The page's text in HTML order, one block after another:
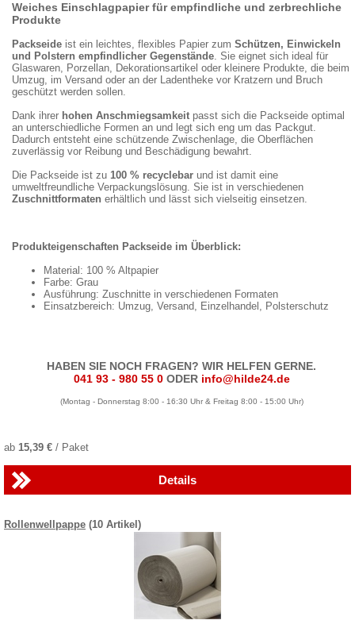
Weiches Einschlagpapier für empfindliche und zerbrechliche
Produkte
Packseide ist ein leichtes, flexibles Papier zum Schützen, Einwickeln
und Polstern empfindlicher Gegenstände. Sie eignet sich ideal für
Glaswaren, Porzellan, Dekorationsartikel oder kleinere Produkte, die beim
Umzug, im Versand oder an der Ladentheke vor Kratzern und Bruch
geschützt werden sollen.
Dank ihrer hohen Anschmiegsamkeit passt sich die Packseide optimal
an unterschiedliche Formen an und legt sich eng um das Packgut.
Dadurch entsteht eine schützende Zwischenlage, die Oberflächen
zuverlässig vor Reibung und Beschädigung bewahrt.
Die Packseide ist zu 100 % recyclebar und ist damit eine
umweltfreundliche Verpackungslösung. Sie ist in verschiedenen
Zuschnittformaten erhältlich und lässt sich vielseitig einsetzen.
Produkteigenschaften Packseide im Überblick:
Material: 100 % Altpapier
Farbe: Grau
Ausführung: Zuschnitte in verschiedenen Formaten
Einsatzbereich: Umzug, Versand, Einzelhandel, Polsterschutz
HABEN SIE NOCH FRAGEN? WIR HELFEN GERNE.
041 93 - 980 55 0 ODER info@hilde24.de
(Montag - Donnerstag 8:00 - 16:30 Uhr & Freitag 8:00 - 15:00 Uhr)
ab 15,39 € / Paket
Details
Rollenwellpappe (10 Artikel)